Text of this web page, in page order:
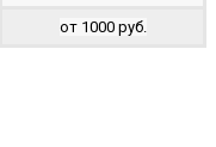
от 1000 руб.